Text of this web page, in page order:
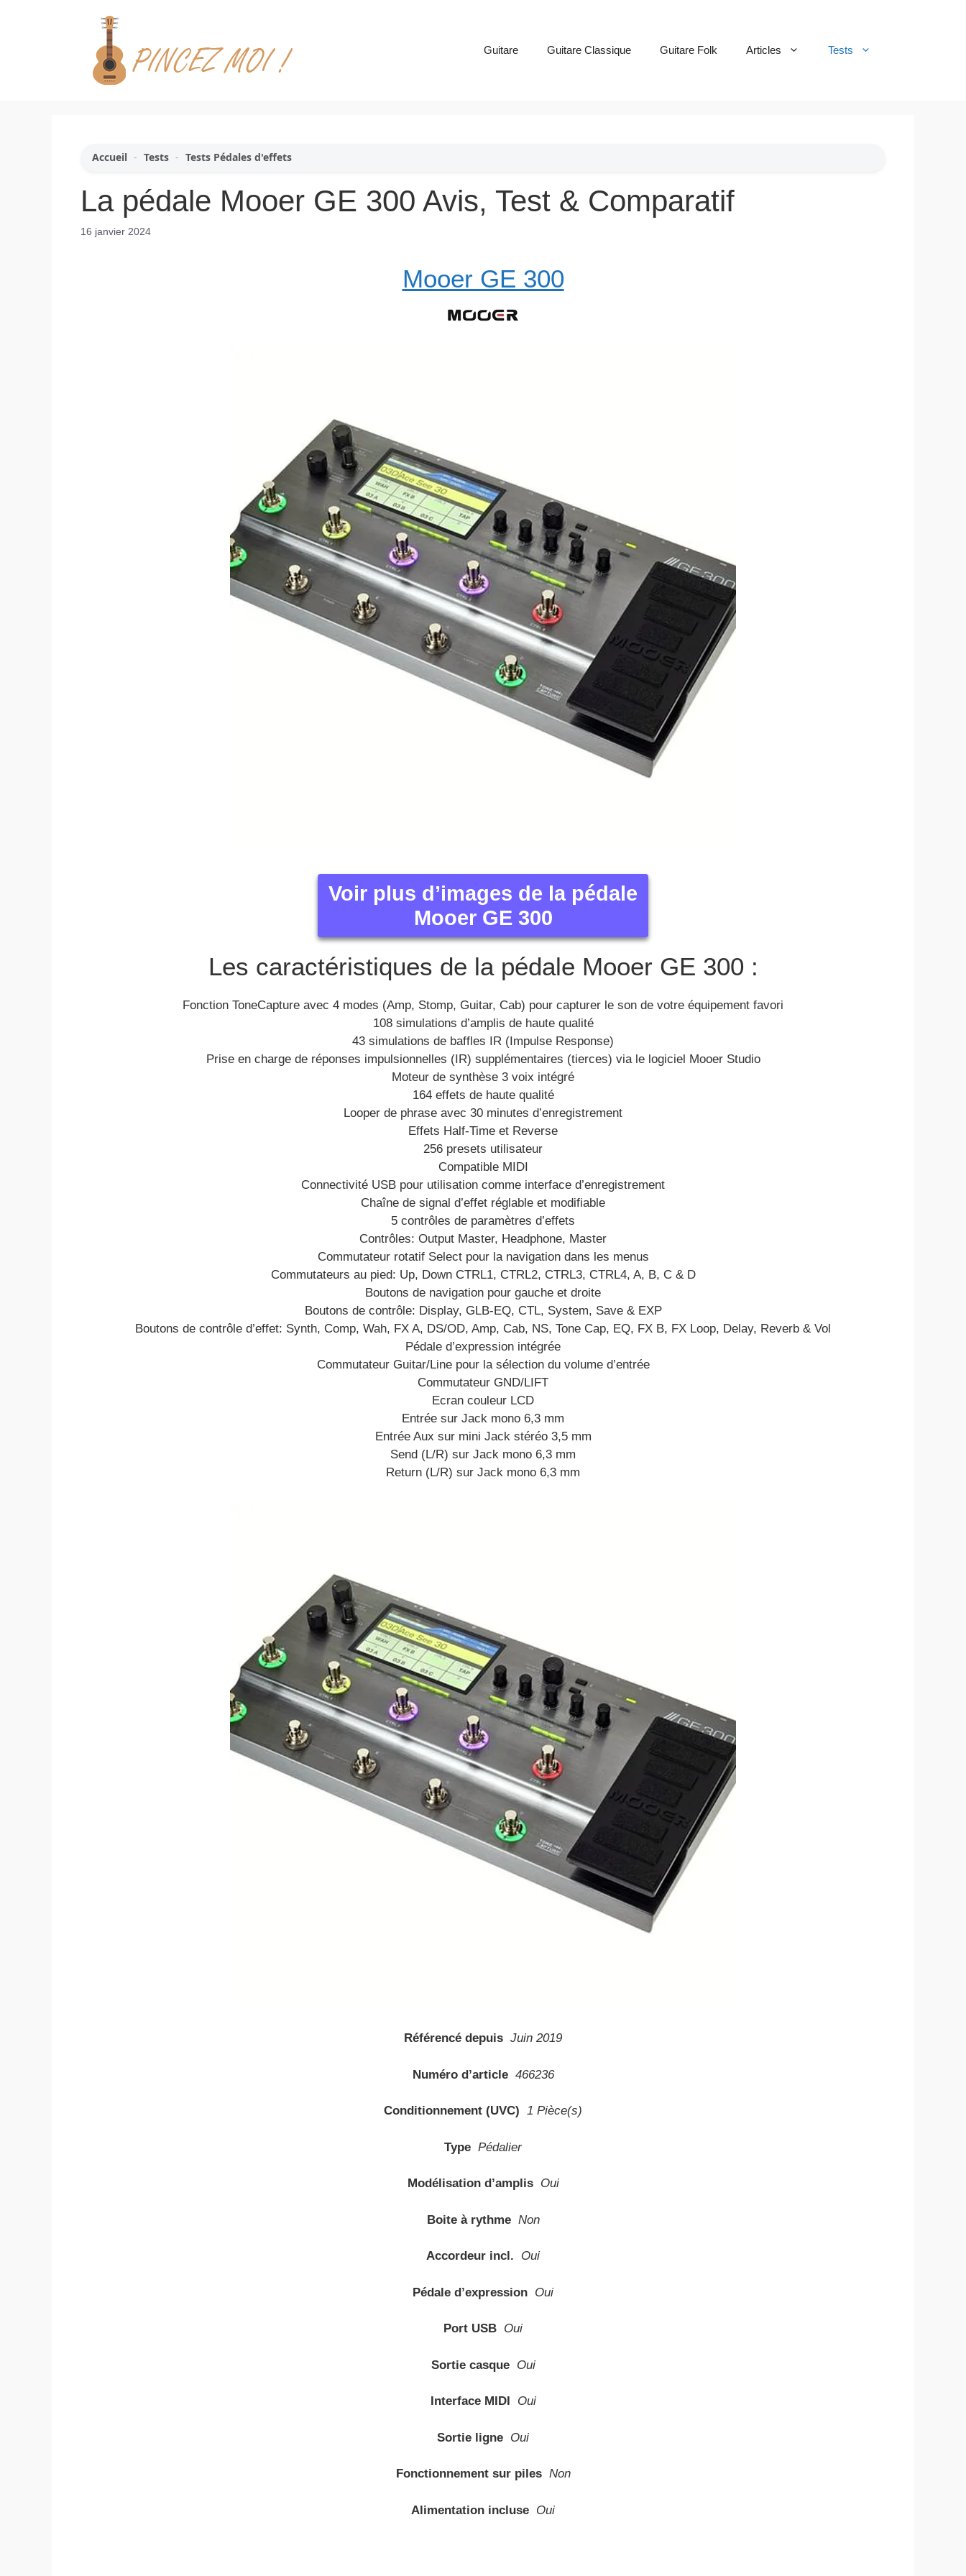
Guitare Guitare Classique Guitare Folk Articles Tests
Accueil - Tests - Tests Pédales d'effets
La pédale Mooer GE 300 Avis, Test & Comparatif
16 janvier 2024
Mooer GE 300
Voir plus d’images de la pédale
Mooer GE 300
Les caractéristiques de la pédale Mooer GE 300 :
Fonction ToneCapture avec 4 modes (Amp, Stomp, Guitar, Cab) pour capturer le son de votre équipement favori
108 simulations d’amplis de haute qualité
43 simulations de baffles IR (Impulse Response)
Prise en charge de réponses impulsionnelles (IR) supplémentaires (tierces) via le logiciel Mooer Studio
Moteur de synthèse 3 voix intégré
164 effets de haute qualité
Looper de phrase avec 30 minutes d’enregistrement
Effets Half-Time et Reverse
256 presets utilisateur
Compatible MIDI
Connectivité USB pour utilisation comme interface d’enregistrement
Chaîne de signal d’effet réglable et modifiable
5 contrôles de paramètres d’effets
Contrôles: Output Master, Headphone, Master
Commutateur rotatif Select pour la navigation dans les menus
Commutateurs au pied: Up, Down CTRL1, CTRL2, CTRL3, CTRL4, A, B, C & D
Boutons de navigation pour gauche et droite
Boutons de contrôle: Display, GLB-EQ, CTL, System, Save & EXP
Boutons de contrôle d’effet: Synth, Comp, Wah, FX A, DS/OD, Amp, Cab, NS, Tone Cap, EQ, FX B, FX Loop, Delay, Reverb & Vol
Pédale d’expression intégrée
Commutateur Guitar/Line pour la sélection du volume d’entrée
Commutateur GND/LIFT
Ecran couleur LCD
Entrée sur Jack mono 6,3 mm
Entrée Aux sur mini Jack stéréo 3,5 mm
Send (L/R) sur Jack mono 6,3 mm
Return (L/R) sur Jack mono 6,3 mm
Référencé depuis Juin 2019
Numéro d’article 466236
Conditionnement (UVC) 1 Pièce(s)
Type Pédalier
Modélisation d’amplis Oui
Boite à rythme Non
Accordeur incl. Oui
Pédale d’expression Oui
Port USB Oui
Sortie casque Oui
Interface MIDI Oui
Sortie ligne Oui
Fonctionnement sur piles Non
Alimentation incluse Oui